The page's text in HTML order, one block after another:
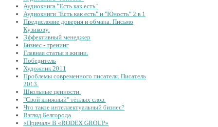
Аудиокнига "Есть как есть"
Аудиокниги "Есть как есть" и "Юность" 2 в 1
Предисловие доверия и обмана. Письмо
Кузикову.
Эффективный менеджер
Бизнес - тренинг
Главная статья в жизни.
Победитель
Художник 2011
Проблемы современного писателя. Писатель
2013.
Школьные ценности.
"Свой книжный" тёплых слов.
Что такое интеллектуальный бизнес?
Взгляд Белгорода
«Причал» В «RODEX GROUP»